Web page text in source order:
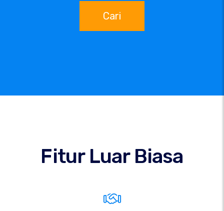
Cari
Fitur Luar Biasa